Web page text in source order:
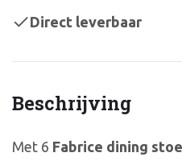
Beschrijving
Met 6 Fabrice dining
Direct leverbaar